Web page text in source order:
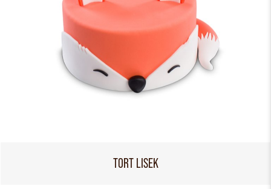
TORT LISEK